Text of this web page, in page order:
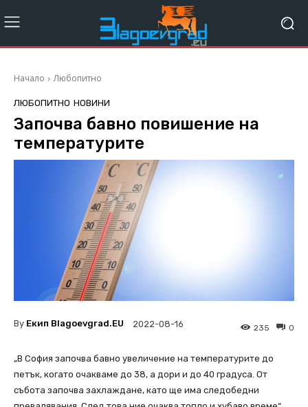
Начало Любопитно
ЛЮБОПИТНО НОВИНИ
Започва бавно повишение на
температурите
By Екип Blagoevgrad.EU 2022-08-16 0
235
„В София започва бавно увеличение на температурите до
петък, когато очакваме до 38, а дори и до 40 градуса. От
събота започва захлаждане, като ще има следобедни